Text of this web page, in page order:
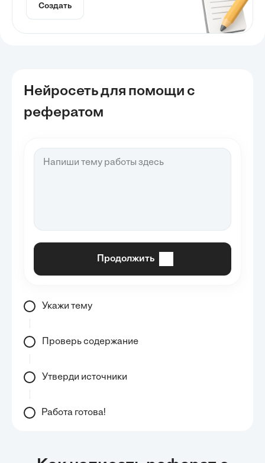
Создать
Нейросеть для помощи с
рефератом
Продолжить
Укажи тему
Проверь содержание
Утверди источники
Работа готова!